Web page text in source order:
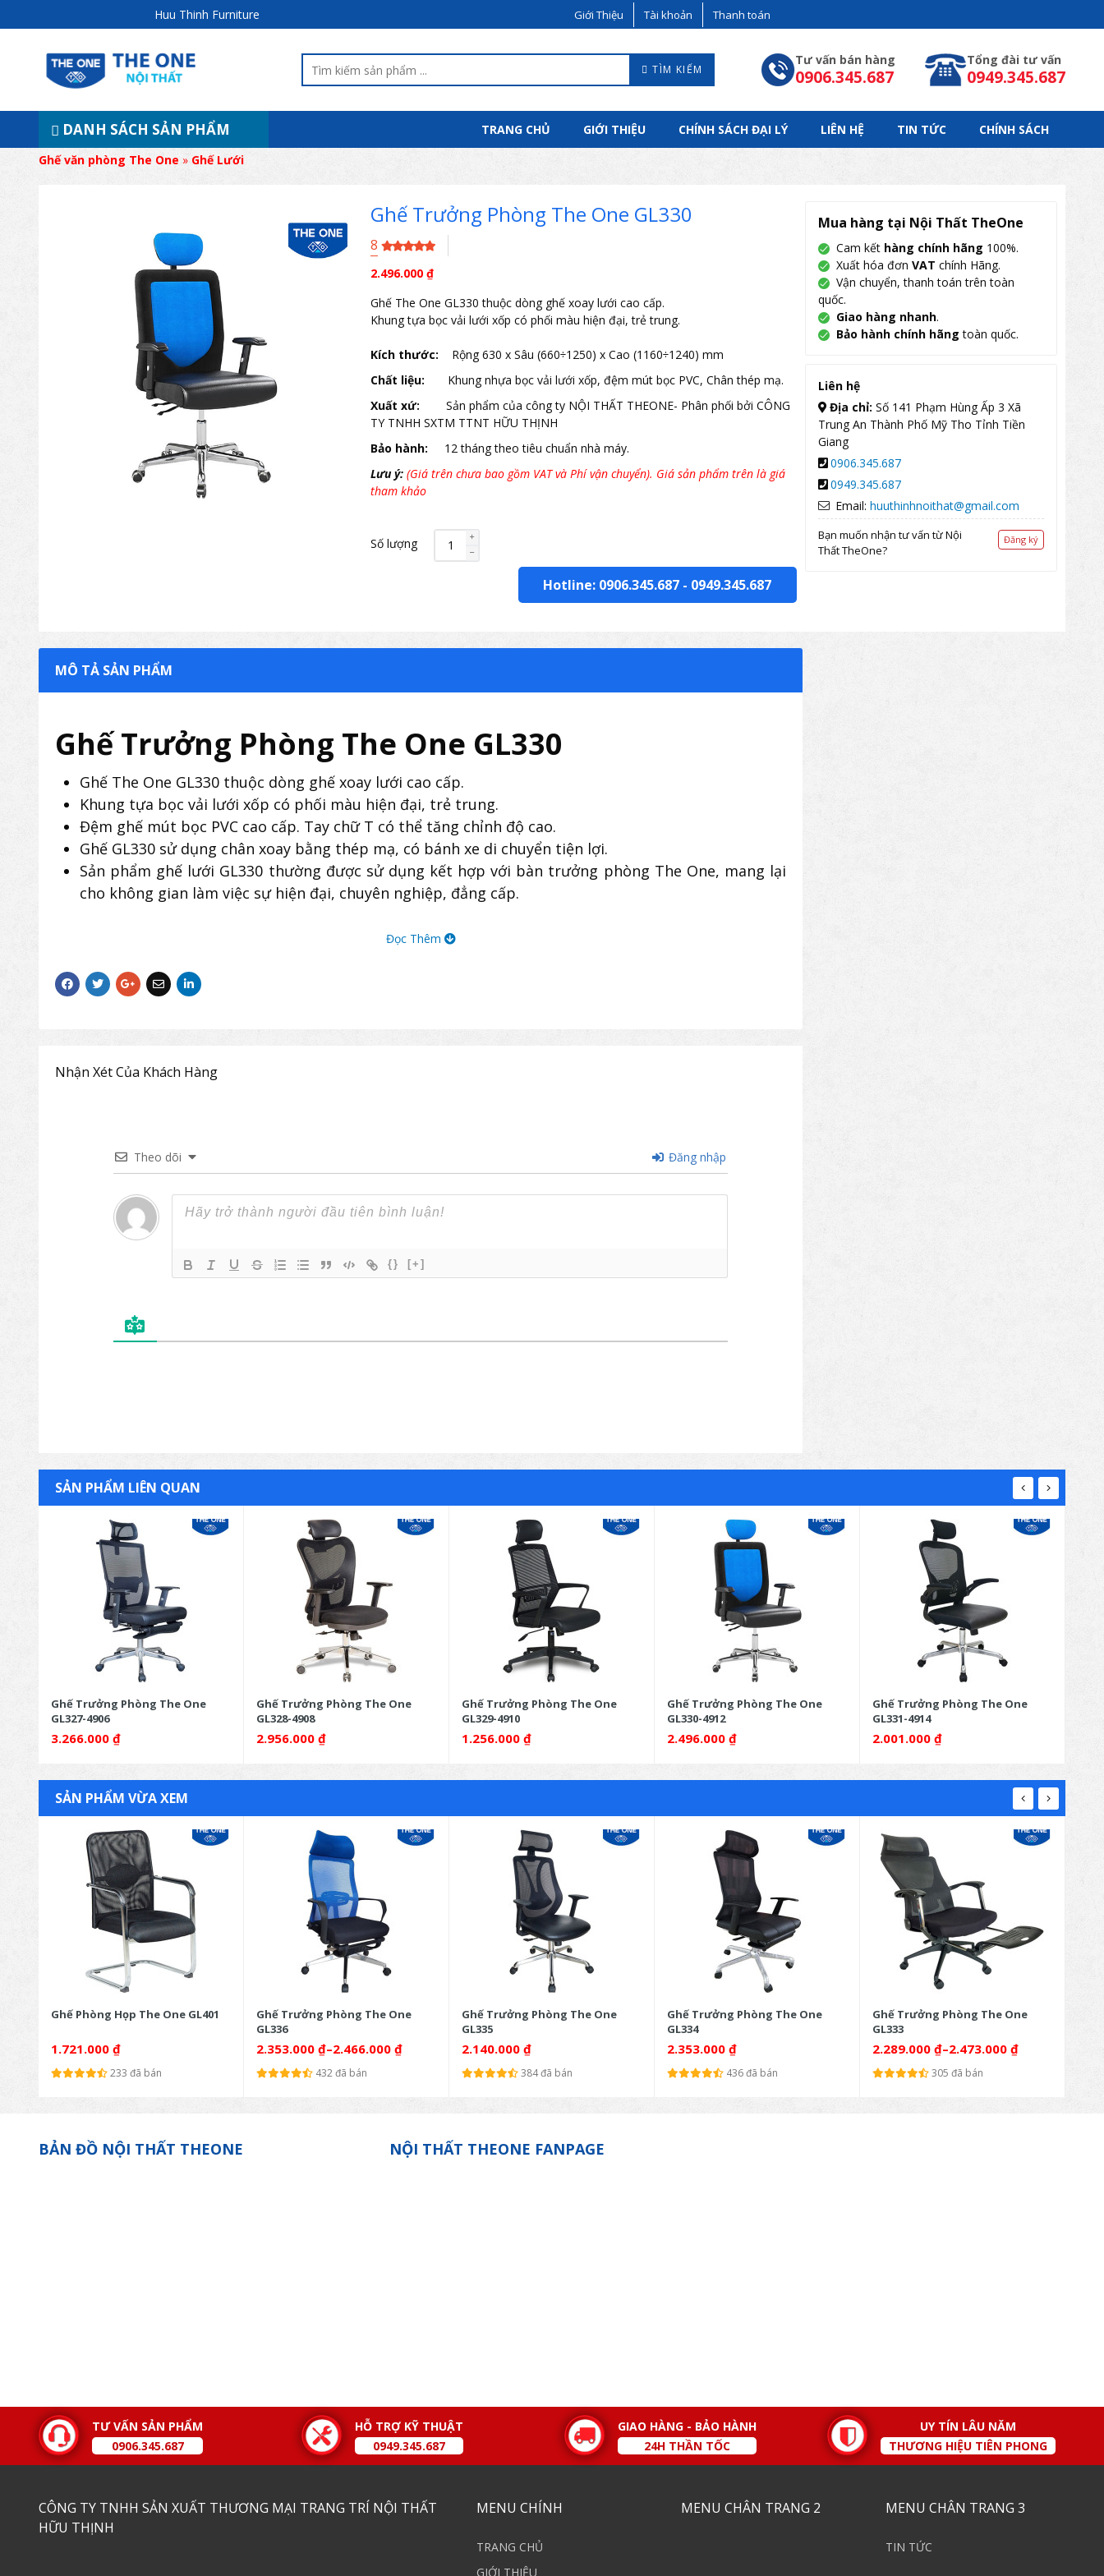
Huu Thinh Furniture Giới Thiệu Tài khoản Thanh toán
TÌM KIẾM
Tư vấn bán hàng
0906.345.687
Tổng đài tư vấn
0949.345.687
DANH SÁCH SẢN PHẨM TRANG CHỦ GIỚI THIỆU CHÍNH SÁCH ĐẠI LÝ LIÊN HỆ TIN TỨC
CHÍNH SÁCH
Ghế văn phòng The One » Ghế Lưới
Ghế Trưởng Phòng The One GL330
8
2.496.000₫
Ghế The One GL330 thuộc dòng ghế xoay lưới cao cấp.
Khung tựa bọc vải lưới xốp có phối màu hiện đại, trẻ trung.
Kích thước: Rộng 630 x Sâu (660÷1250) x Cao (1160÷1240) mm
Chất liệu:
Khung nhựa bọc vải lưới xốp, đệm mút bọc PVC, Chân thép mạ.
Xuất xứ:
Sản phẩm của công ty NỘI THẤT THEONE- Phân phối bởi CÔNG
TY TNHH SXTM TTNT HỮU THỊNH
Bảo hành:
12 tháng theo tiêu chuẩn nhà máy.
Lưu ý: (Giá trên chưa bao gồm VAT và Phí vận chuyển). Giá sản phẩm trên là giá
tham khảo
Số lượng
Hotline: 0906.345.687 - 0949.345.687
Mua hàng tại Nội Thất TheOne
Cam kết hàng chính hãng 100%.
Xuất hóa đơn VAT chính Hãng.
Vận chuyển, thanh toán trên toàn
quốc.
Giao hàng nhanh.
Bảo hành chính hãng toàn quốc.
Liên hệ
Địa chỉ: Số 141 Phạm Hùng Ấp 3 Xã
Trung An Thành Phố Mỹ Tho Tỉnh Tiền
Giang
0906.345.687
0949.345.687
Email: huuthinhnoithat@gmail.com
Bạn muốn nhận tư vấn từ Nội
Thất TheOne?
Đăng ký
MÔ TẢ SẢN PHẨM
Ghế Trưởng Phòng The One GL330
Ghế The One GL330 thuộc dòng ghế xoay lưới cao cấp.
Khung tựa bọc vải lưới xốp có phối màu hiện đại, trẻ trung.
Đệm ghế mút bọc PVC cao cấp. Tay chữ T có thể tăng chỉnh độ cao.
Ghế GL330 sử dụng chân xoay bằng thép mạ, có bánh xe di chuyển tiện lợi.
Sản phẩm ghế lưới GL330 thường được sử dụng kết hợp với bàn trưởng phòng The One, mang lại
cho không gian làm việc sự hiện đại, chuyên nghiệp, đẳng cấp.
Đọc Thêm
Nhận Xét Của Khách Hàng
Theo dõi Đăng nhập
{} [+]
SẢN PHẨM LIÊN QUAN
Ghế Trưởng Phòng The One
GL327-4906
3.266.000 ₫
Ghế Trưởng Phòng The One
GL328-4908
2.956.000 ₫
Ghế Trưởng Phòng The One
GL329-4910
1.256.000 ₫
Ghế Trưởng Phòng The One
GL330-4912
2.496.000 ₫
Ghế Trưởng Phòng The One
GL331-4914
2.001.000 ₫
SẢN PHẨM VỪA XEM
Ghế Phòng Họp The One GL401
1.721.000 ₫
233 đã bán
Ghế Trưởng Phòng The One
GL336
2.353.000 ₫–2.466.000 ₫
432 đã bán
Ghế Trưởng Phòng The One
GL335
2.140.000 ₫
384 đã bán
Ghế Trưởng Phòng The One
GL334
2.353.000 ₫
436 đã bán
Ghế Trưởng Phòng The One
GL333
2.289.000 ₫–2.473.000 ₫
305 đã bán
BẢN ĐỒ NỘI THẤT THEONE NỘI THẤT THEONE FANPAGE
TƯ VẤN SẢN PHẨM
0906.345.687
HỖ TRỢ KỸ THUẬT
0949.345.687
GIAO HÀNG - BẢO HÀNH
24H THẦN TỐC
UY TÍN LÂU NĂM
THƯƠNG HIỆU TIÊN PHONG
CÔNG TY TNHH SẢN XUẤT THƯƠNG MẠI TRANG TRÍ NỘI THẤT
HỮU THỊNH
MENU CHÍNH
TRANG CHỦ
GIỚI THIỆU
MENU CHÂN TRANG 2 MENU CHÂN TRANG 3
TIN TỨC